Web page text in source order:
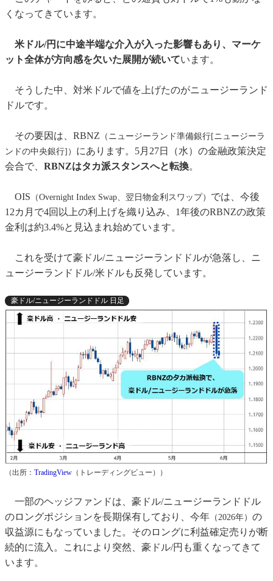
くなってきています。
米ドル/円に中途半端な介入が入った影響もあり、マーケ
ット全体が方向感を欠いた展開が続いています。
そうした中、対米ドルで値を上げたのがニュージーランド
ドルです。
その要因は、RBNZ （ニュージーランド準備銀行[ニュージーラ
ンドの中央銀行]） にあります。5月27日（水）の金融政策決定
会合で、 RBNZはタカ派スタンスへと転換。
OIS （Overnight Index Swap、翌日物金利スワップ） では、今後
12カ月で4回以上の利上げを織り込み、1年後のRBNZの政策
金利は約3.4%と見込まれ始めています。
これを受けて豪ドル/ニュージーランドドルが急落し、ニ
ュージーランドドル/米ドルも反発しています。
豪ドル/ニュージーランドドル 日足
（出所： TradingView （トレーディングビュー））
一部のヘッジファンドは、豪ドル/ニュージーランドドル
のロングポジションを長期保有しており、今年 （2026年） の
収益源にもなっていました。そのロングに利益確定売りが断
続的に流入。これにより突然、豪ドル/円も重くなってきて
います。